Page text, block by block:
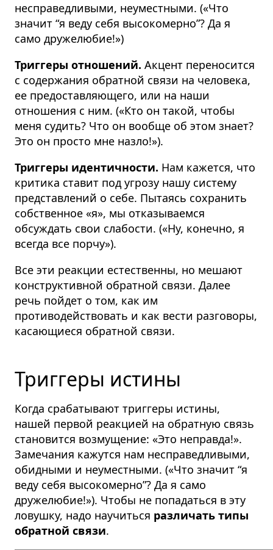
несправедливыми, неуместными. («Что
значит “я веду себя высокомерно”? Да я
само дружелюбие!»)
Триггеры отношений. Акцент переносится
с содержания обратной связи на человека,
ее предоставляющего, или на наши
отношения с ним. («Кто он такой, чтобы
меня судить? Что он вообще об этом знает?
Это он просто мне назло!»).
Триггеры идентичности. Нам кажется, что
критика ставит под угрозу нашу систему
представлений о себе. Пытаясь сохранить
собственное «я», мы отказываемся
обсуждать свои слабости. («Ну, конечно, я
всегда все порчу»).
Все эти реакции естественны, но мешают
конструктивной обратной связи. Далее
речь пойдет о том, как им
противодействовать и как вести разговоры,
касающиеся обратной связи.
Триггеры истины
Когда срабатывают триггеры истины,
нашей первой реакцией на обратную связь
становится возмущение: «Это неправда!».
Замечания кажутся нам несправедливыми,
обидными и неуместными. («Что значит “я
веду себя высокомерно”? Да я само
дружелюбие!»). Чтобы не попадаться в эту
ловушку, надо научиться различать типы
обратной связи.